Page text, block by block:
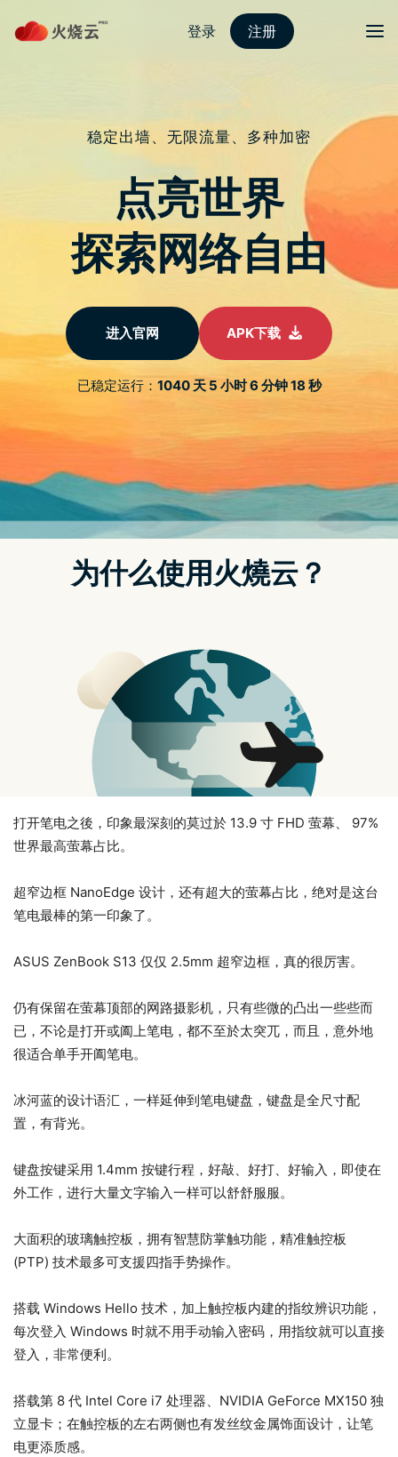
ASTRILL官方网站
ASUS ZenBook S13 (UX392)
高效工作！世界最薄独显笔电
— 美‧力无边
astrill怎么续费 - 2019 年 7 月 30 日
一台超轻 1.1 公斤的笔电，随时带着走，换个空间转换心情；一
台 Intel Core i7 处理器、独显笔电，让工作更有效率；一台军
规笔电，代表已通过高处坠落测试、撞击测试、震动测试，也
是要有一台可靠轻薄效能棒的好电脑，对我来说要挑选工作笔
了笔电效能或是萤幕尺寸；有没有可以满足全部愿望却又有漂
亮外型的梦幻笔电呢？最新推出的 ASUS ZenBook S13
(UX392) 只有 13 寸笔电的大小，却拥有 13.9 寸 FHD 萤幕、
且搭载 NVIDIA 独立显示卡，让 ASUS ZenBook S13 (UX392)
同时真正地兼具轻薄与效能。
同於一般商务笔电的单调黑色或银色，全金属机壳设计的冰河
蓝，不失专业感，同时又可以保有一份雅致。
ASUS ZenBook S13 冰河蓝的上盖，铝镁全金属机身，有着非
常明显的禅风同心圆发丝纹金属饰面设计，会随着不同角度灯
光折射而有不动光芒变化。
打开笔电之後，印象最深刻的莫过於 13.9 寸 FHD 萤幕、 97%
世界最高萤幕占比。
超窄边框 NanoEdge 设计，还有超大的萤幕占比，绝对是这台
笔电最棒的第一印象了。
ASUS ZenBook S13 仅仅 2.5mm 超窄边框，真的很厉害。
仍有保留在萤幕顶部的网路摄影机，只有些微的凸出一些些而
已，不论是打开或阖上笔电，都不至於太突兀，而且，意外地
很适合单手开阖笔电。
冰河蓝的设计语汇，一样延伸到笔电键盘，键盘是全尺寸配
置，有背光。
键盘按键采用 1.4mm 按键行程，好敲、好打、好输入，即使在
外工作，进行大量文字输入一样可以舒舒服服。
大面积的玻璃触控板，拥有智慧防掌触功能，精准触控板
(PTP) 技术最多可支援四指手势操作。
搭载 Windows Hello 技术，加上触控板内建的指纹辨识功能，
每次登入 Windows 时就不用手动输入密码，用指纹就可以直接
登入，非常便利。
搭载第 8 代 Intel Core i7 处理器、NVIDIA GeForce MX150 独
立显卡；在触控板的左右两侧也有发丝纹金属饰面设计，让笔
电更添质感。